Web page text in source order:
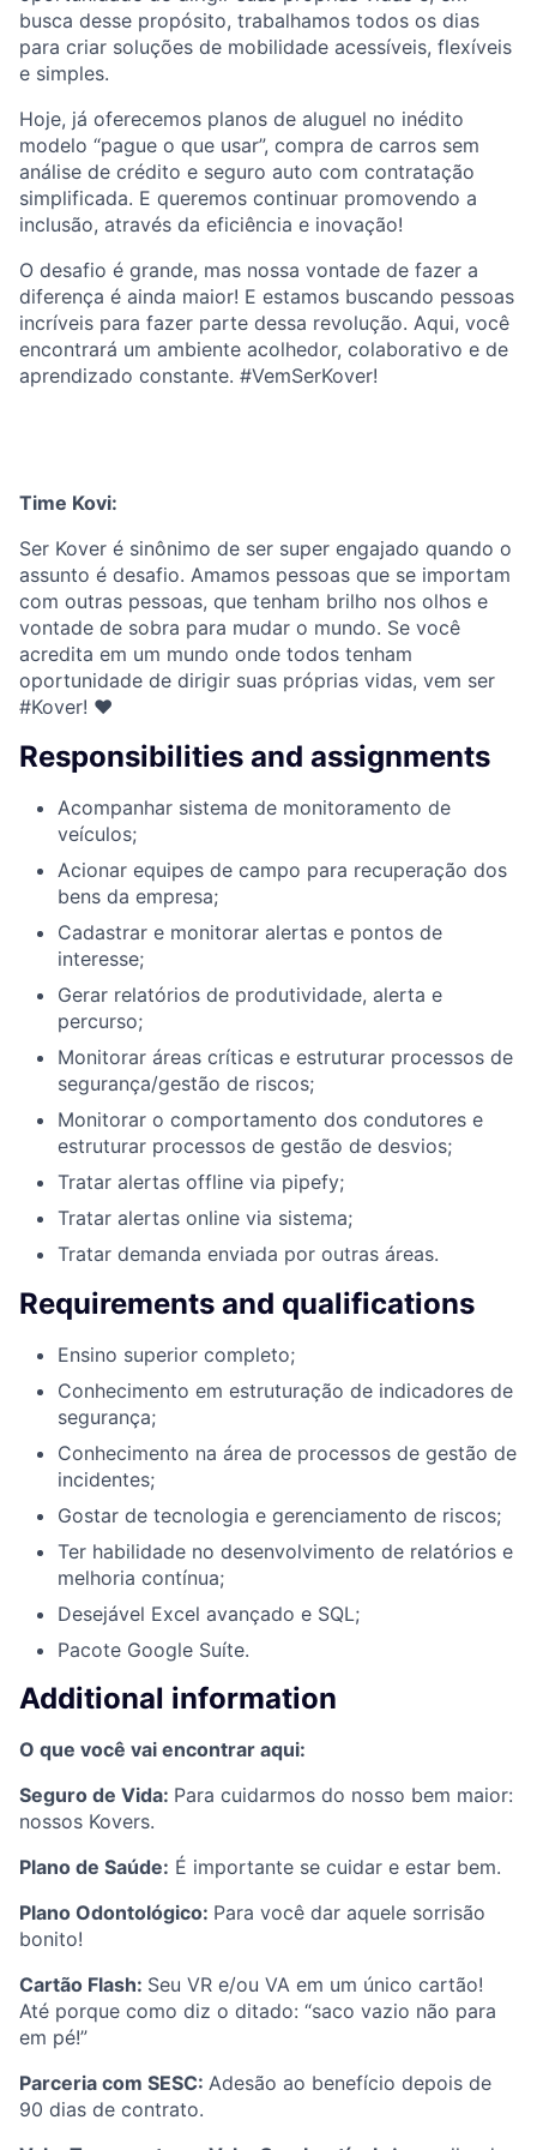
busca desse propósito, trabalhamos todos os dias
para criar soluções de mobilidade acessíveis, flexíveis
e simples.
Hoje, já oferecemos planos de aluguel no inédito
modelo “pague o que usar”, compra de carros sem
análise de crédito e seguro auto com contratação
simplificada. E queremos continuar promovendo a
inclusão, através da eficiência e inovação!
O desafio é grande, mas nossa vontade de fazer a
diferença é ainda maior! E estamos buscando pessoas
incríveis para fazer parte dessa revolução. Aqui, você
encontrará um ambiente acolhedor, colaborativo e de
aprendizado constante. #VemSerKover!
Time Kovi:
Ser Kover é sinônimo de ser super engajado quando o
assunto é desafio. Amamos pessoas que se importam
com outras pessoas, que tenham brilho nos olhos e
vontade de sobra para mudar o mundo. Se você
acredita em um mundo onde todos tenham
oportunidade de dirigir suas próprias vidas, vem ser
#Kover! ♥
Responsibilities and assignments
Acompanhar sistema de monitoramento de
veículos;
Acionar equipes de campo para recuperação dos
bens da empresa;
Cadastrar e monitorar alertas e pontos de
interesse;
Gerar relatórios de produtividade, alerta e
percurso;
Monitorar áreas críticas e estruturar processos de
segurança/gestão de riscos;
Monitorar o comportamento dos condutores e
estruturar processos de gestão de desvios;
Tratar alertas offline via pipefy;
Tratar alertas online via sistema;
Tratar demanda enviada por outras áreas.
Requirements and qualifications
Ensino superior completo;
Conhecimento em estruturação de indicadores de
segurança;
Conhecimento na área de processos de gestão de
incidentes;
Gostar de tecnologia e gerenciamento de riscos;
Ter habilidade no desenvolvimento de relatórios e
melhoria contínua;
Desejável Excel avançado e SQL;
Pacote Google Suíte.
Additional information
O que você vai encontrar aqui:
Seguro de Vida: Para cuidarmos do nosso bem maior:
nossos Kovers.
Plano de Saúde: É importante se cuidar e estar bem.
Plano Odontológico: Para você dar aquele sorrisão
bonito!
Cartão Flash: Seu VR e/ou VA em um único cartão!
Até porque como diz o ditado: “saco vazio não para
em pé!”
Parceria com SESC: Adesão ao benefício depois de
90 dias de contrato.